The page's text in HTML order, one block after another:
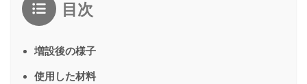
目次
増設後の様子
使用した材料